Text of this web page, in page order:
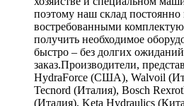
поэтому наш склад
востребованными
получить необходимое
быстро – без долгих
заказ.Производители,
HydraForce (США), Walvoil
Tecnord (Италия), Bosch
(Италия), Keta Hydraulics